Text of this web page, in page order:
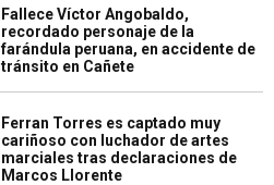
Fallece Víctor Angobaldo,
recordado personaje de la
farándula peruana, en accidente de
tránsito en Cañete
Ferran Torres es captado muy
cariñoso con luchador de artes
marciales tras declaraciones de
Marcos Llorente